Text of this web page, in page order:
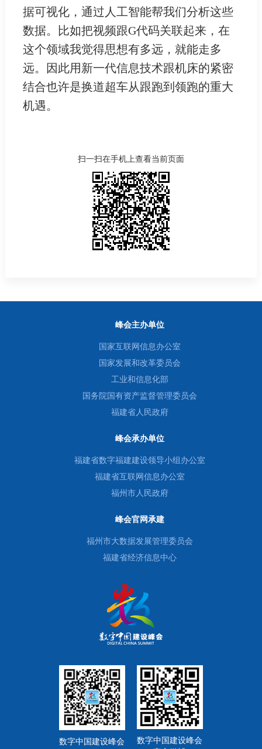
据可视化，通过人工智能帮我们分析这些
数据。比如把视频跟G代码关联起来，在
这个领域我觉得思想有多远，就能走多
远。因此用新一代信息技术跟机床的紧密
结合也许是换道超车从跟跑到领跑的重大
机遇。
扫一扫在手机上查看当前页面
峰会主办单位
国家互联网信息办公室
国家发展和改革委员会
工业和信息化部
国务院国有资产监督管理委员会
福建省人民政府
峰会承办单位
福建省数字福建建设领导小组办公室
福建省互联网信息办公室
福州市人民政府
峰会官网承建
福州市大数据发展管理委员会
福建省经济信息中心
数字中国建设峰会
数字中国建设峰会